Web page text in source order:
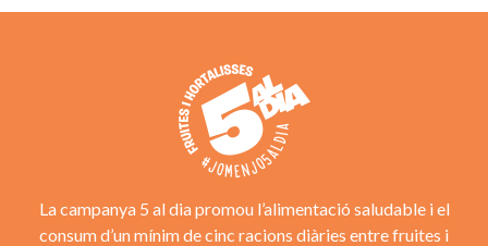
La campanya 5 al dia promou l’alimentació saludable i el
consum d’un mínim de cinc racions diàries entre fruites i